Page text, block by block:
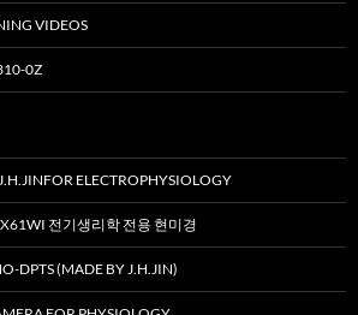
VIDEOS
0Z
ELECTROPHYSIOLOGY
전기생리학 전용 현미경
DPTS (MADE BY J.H.JIN)